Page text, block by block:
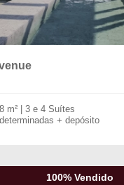
m² | 3 e 4 Suítes
+ depósito
100% Vendido